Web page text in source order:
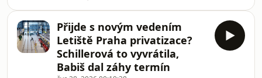
argumenty pr
zveřejnili výsledky nové studie, v níž
se zabývali tím, do jaké míry aktuální
sucho v Evropě souvisí s klimatickou
změnou. Přestože srážky podle nich
Přijde s novým vedením
Letiště Praha privatizace?
Schillerová to vyvrátila,
Babiš dal záhy termín